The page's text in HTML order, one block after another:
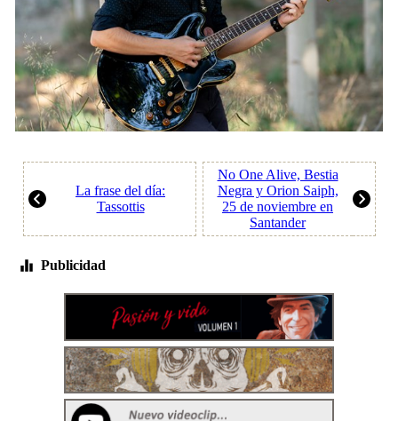
La frase del día:
Tassottis
No One Alive, Bestia
Negra y Orion Saiph,
25 de noviembre en
Santander
Publicidad